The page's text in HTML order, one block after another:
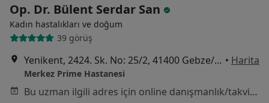
Op. Dr. Bülent Serdar San
Kadın hastalıkları ve doğum
39 görüş
Yenikent, 2424. Sk. No: 25/2, 41400 Gebze/Kocaeli, Kocaeli • Harita
Merkez Prime Hastanesi
Bu uzman ilgili adres için online danışmanlık/takvim sunmuyor.